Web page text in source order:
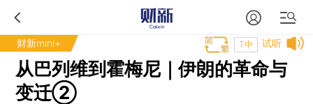
财新mini+ 试听
T中
从巴列维到霍梅尼｜伊朗的革命与
变迁②